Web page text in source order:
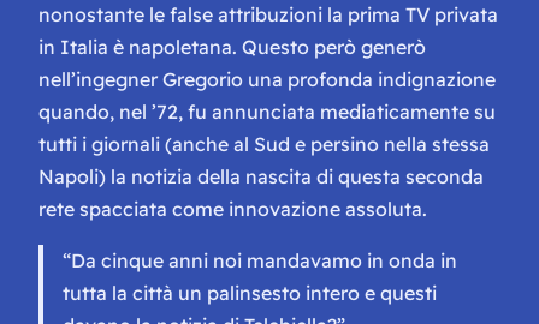
nonostante le false attribuzioni la prima TV privata
in Italia è napoletana. Questo però generò
nell’ingegner Gregorio una profonda indignazione
quando, nel ’72, fu annunciata mediaticamente su
tutti i giornali (anche al Sud e persino nella stessa
Napoli) la notizia della nascita di questa seconda
rete spacciata come innovazione assoluta.
“Da cinque anni noi mandavamo in onda in
tutta la città un palinsesto intero e questi